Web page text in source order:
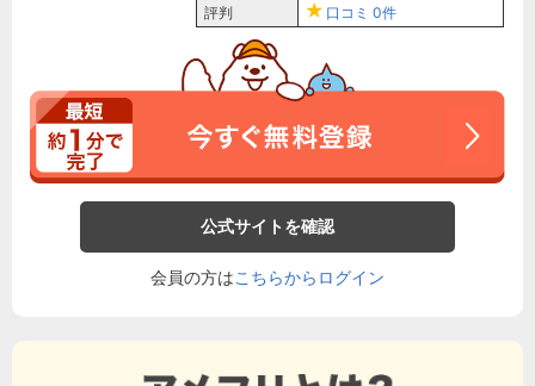
評判
口コミ 0件
公式サイトを確認
会員の方はこちらからログイン